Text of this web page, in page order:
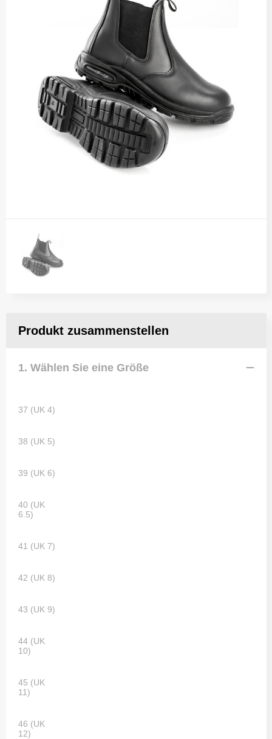
Produkt zusammenstellen
1. Wählen Sie eine Größe
37 (UK 4)
38 (UK 5)
39 (UK 6)
40 (UK
6.5)
41 (UK 7)
42 (UK 8)
43 (UK 9)
44 (UK
10)
45 (UK
11)
46 (UK
12)